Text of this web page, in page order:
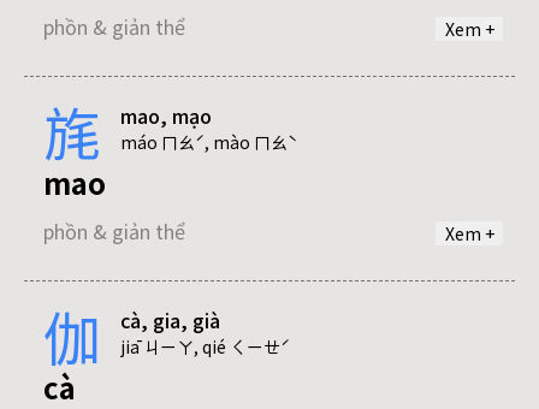
thị Xem +
phồn & giản thể
phủ
phồn & giản thể
旄 mao, mạo
máo ㄇㄠˊ, mào ㄇㄠˋ
Xem +
mao
phồn & giản thể
mạo
phồn & giản thể
伽 cà, gia, già
jiā ㄐㄧㄚ, qié ㄑㄧㄝˊ
cà